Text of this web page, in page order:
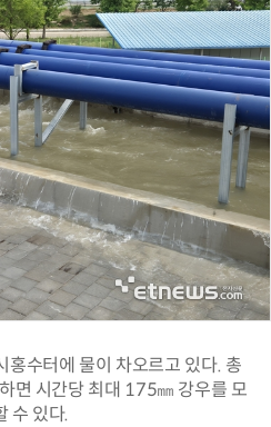
홍수터에 물이 차오르고 있다. 총
면 시간당 최대 175㎜ 강우를 모
수 있다.